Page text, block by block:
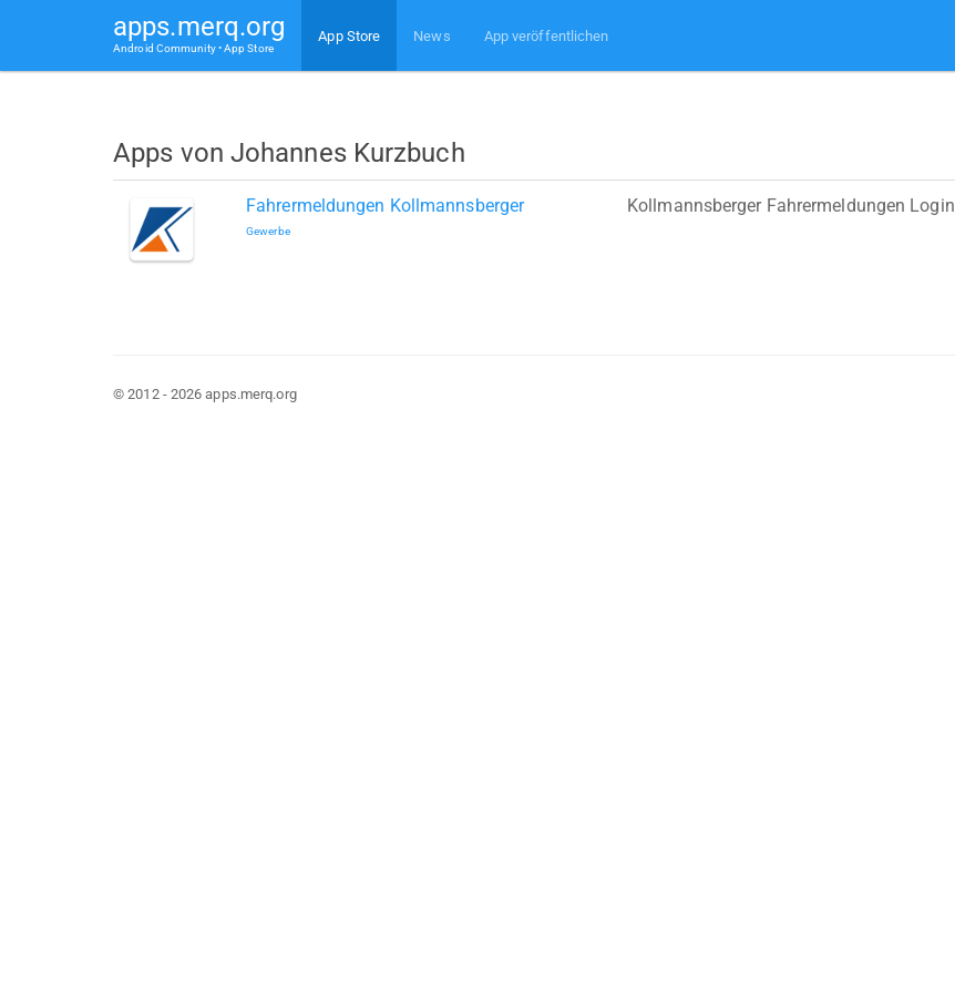
apps.merq.org
Android Community • App Store
App Store News App veröffentlichen
Apps von Johannes Kurzbuch
Fahrermeldungen Kollmannsberger
Gewerbe
Kollmannsberger Fahrermeldungen Login
© 2012 - 2026 apps.merq.org